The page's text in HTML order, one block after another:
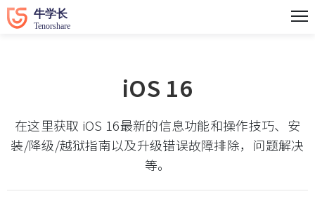
iOS 16
在这里获取 iOS 16最新的信息功能和操作技巧、安
装/降级/越狱指南以及升级错误故障排除，问题解决
等。